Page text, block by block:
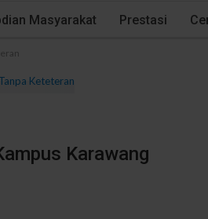
Masyarakat Prestasi
Karawang